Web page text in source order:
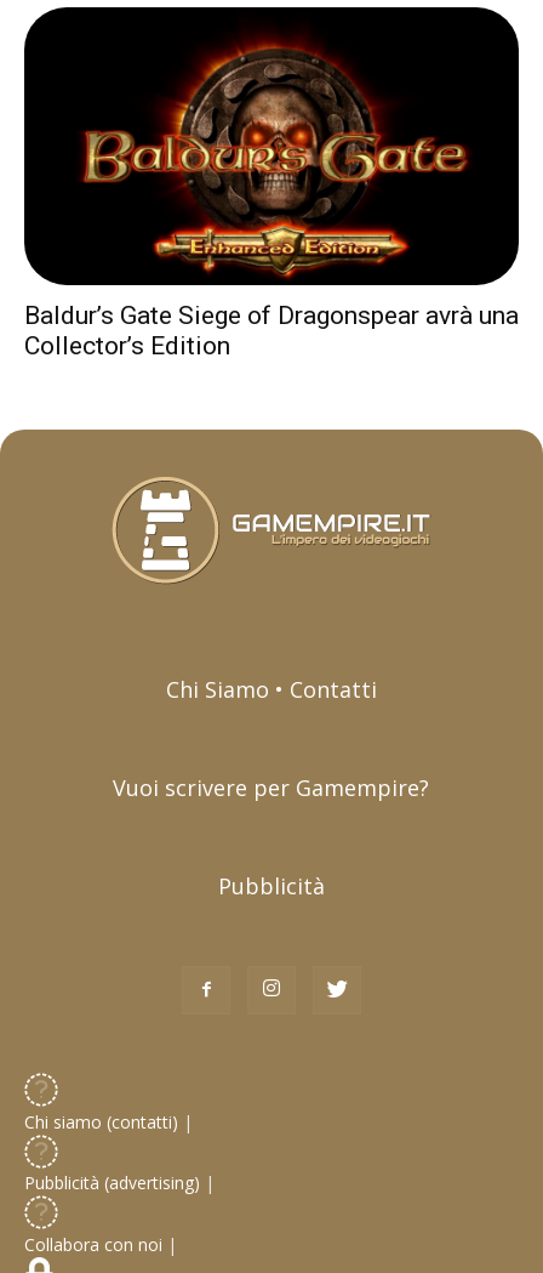
Baldur’s Gate Siege of Dragonspear avrà una
Collector’s Edition
Chi Siamo • Contatti
Vuoi scrivere per Gamempire?
Pubblicità
Chi siamo (contatti) |
Pubblicità (advertising) |
Collabora con noi |